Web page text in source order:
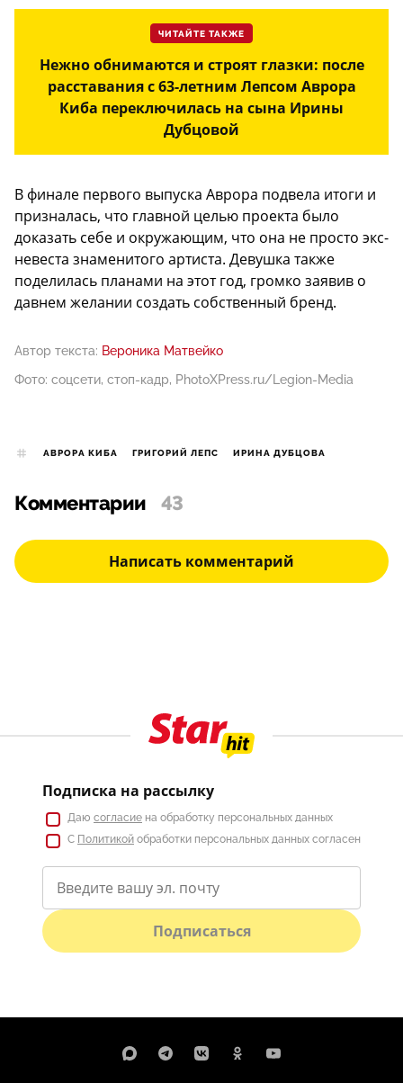
ЧИТАЙТЕ ТАКЖЕ
Нежно обнимаются и строят глазки: после
расставания с 63-летним Лепсом Аврора
Киба переключилась на сына Ирины
Дубцовой
В финале первого выпуска Аврора подвела итоги и
призналась, что главной целью проекта было
доказать себе и окружающим, что она не просто экс-
невеста знаменитого артиста. Девушка также
поделилась планами на этот год, громко заявив о
давнем желании создать собственный бренд.
Автор текста: Вероника Матвейко
Фото: соцсети, стоп-кадр, PhotoXPress.ru/Legion-Media
АВРОРА КИБА ГРИГОРИЙ ЛЕПС ИРИНА ДУБЦОВА
Комментарии 43
Написать комментарий
Подписка на рассылку
Даю согласие на обработку персональных данных
С Политикой обработки персональных данных согласен
Подписаться